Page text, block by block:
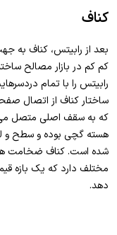
کناف
بعد از رابیتس، کناف به
کم کم در بازار مصالح
رابیتس را با تمام
ساختار کناف از اتصال
که به سقف اصلی متصل
هسته گچی بوده و سطح و
شده است. کناف ضخامت
مختلف دارد که یک بازه
دهد.